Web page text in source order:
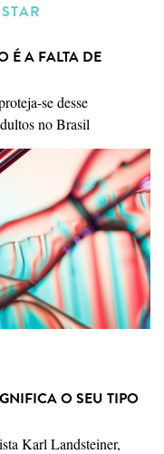
É A FALTA DE
se desse
no Brasil
O SEU TIPO
Karl Landsteiner,